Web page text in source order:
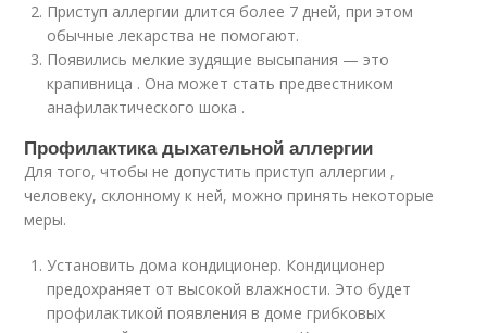
Приступ аллергии длится более 7 дней, при этом
обычные лекарства не помогают.
Появились мелкие зудящие высыпания — это
крапивница . Она может стать предвестником
анафилактического шока .
Профилактика дыхательной аллергии
Для того, чтобы не допустить приступ аллергии ,
человеку, склонному к ней, можно принять некоторые
меры.
Установить дома кондиционер. Кондиционер
предохраняет от высокой влажности. Это будет
профилактикой появления в доме грибковых